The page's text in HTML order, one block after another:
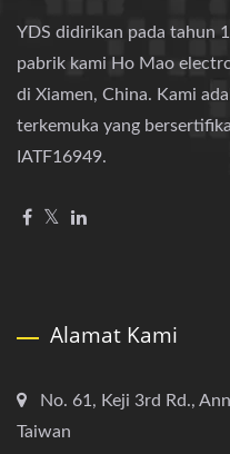
YDS didirikan pada tahun
pabrik kami Ho Mao
di Xiamen, China. Kami
terkemuka yang
IATF16949.
Alamat Kami
No. 61, Keji 3rd Rd.,
Taiwan